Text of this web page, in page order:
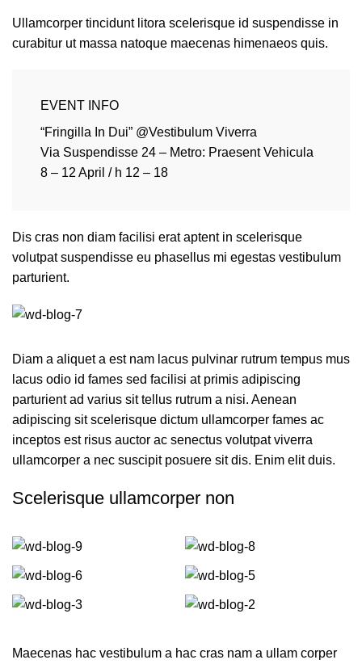
Ullamcorper tincidunt litora scelerisque id suspendisse in
curabitur ut massa natoque maecenas himenaeos quis.
EVENT INFO
“Fringilla In Dui” @Vestibulum Viverra
Via Suspendisse 24 – Metro: Praesent Vehicula
8 – 12 April / h 12 – 18
Dis cras non diam facilisi erat aptent in scelerisque
volutpat suspendisse eu phasellus mi egestas vestibulum
parturient.
Diam a aliquet a est nam lacus pulvinar rutrum tempus mus
lacus odio id fames sed facilisi at primis adipiscing
parturient ad varius sit tellus rutrum a nisi. Aenean
adipiscing sit scelerisque dictum ullamcorper fames ac
inceptos est risus auctor ac senectus volutpat viverra
ullamcorper a nec suscipit posuere sit dis. Enim elit duis.
Scelerisque ullamcorper non
Maecenas hac vestibulum a hac cras nam a ullam corper